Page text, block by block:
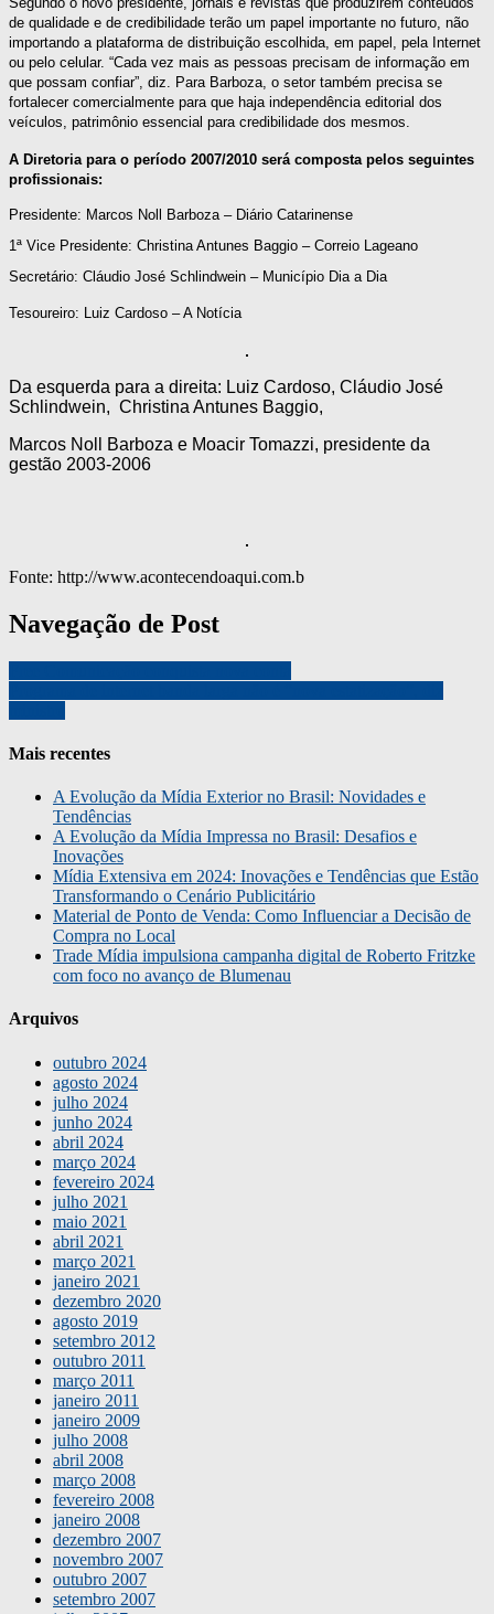
de qualidade e de credibilidade terão um papel importante no futuro, não
importando a plataforma de distribuição escolhida, em papel, pela Internet
ou pelo celular. “Cada vez mais as pessoas precisam de informação em
que possam confiar”, diz. Para Barboza, o setor também precisa se
fortalecer comercialmente para que haja independência editorial dos
veículos, patrimônio essencial para credibilidade dos mesmos.
A Diretoria para o período 2007/2010 será composta pelos seguintes
profissionais:
Presidente: Marcos Noll Barboza – Diário Catarinense
1ª Vice Presidente: Christina Antunes Baggio – Correio Lageano
Secretário: Cláudio José Schlindwein – Município Dia a Dia
Tesoureiro: Luiz Cardoso – A Notícia
Da esquerda para a direita: Luiz Cardoso, Cláudio José
Schlindwein, Christina Antunes Baggio,
Marcos Noll Barboza e Moacir Tomazzi, presidente da
gestão 2003-2006
Fonte: http://www.acontecendoaqui.com.b
Navegação de Post
Mais recentes
A Evolução da Mídia Exterior no Brasil: Novidades e
Tendências
A Evolução da Mídia Impressa no Brasil: Desafios e
Inovações
Mídia Extensiva em 2024: Inovações e Tendências que Estão
Transformando o Cenário Publicitário
Material de Ponto de Venda: Como Influenciar a Decisão de
Compra no Local
Trade Mídia impulsiona campanha digital de Roberto Fritzke
com foco no avanço de Blumenau
Arquivos
outubro 2024
agosto 2024
julho 2024
junho 2024
abril 2024
março 2024
fevereiro 2024
julho 2021
maio 2021
abril 2021
março 2021
janeiro 2021
dezembro 2020
agosto 2019
setembro 2012
outubro 2011
março 2011
janeiro 2011
janeiro 2009
julho 2008
abril 2008
março 2008
fevereiro 2008
janeiro 2008
dezembro 2007
novembro 2007
outubro 2007
setembro 2007